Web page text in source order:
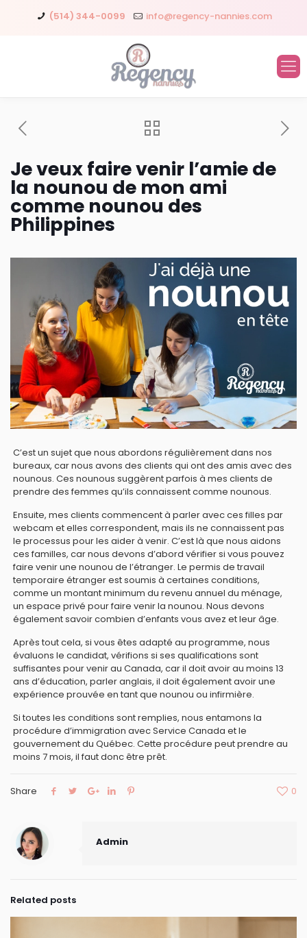
(514) 344-0099 info@regency-nannies.com
Je veux faire venir l’amie de
la nounou de mon ami
comme nounou des
Philippines
C’est un sujet que nous abordons régulièrement dans nos
bureaux, car nous avons des clients qui ont des amis avec des
nounous. Ces nounous suggèrent parfois à mes clients de
prendre des femmes qu’ils connaissent comme nounous.
Ensuite, mes clients commencent à parler avec ces filles par
webcam et elles correspondent, mais ils ne connaissent pas
le processus pour les aider à venir. C’est là que nous aidons
ces familles, car nous devons d’abord vérifier si vous pouvez
faire venir une nounou de l’étranger. Le permis de travail
temporaire étranger est soumis à certaines conditions,
comme un montant minimum du revenu annuel du ménage,
un espace privé pour faire venir la nounou. Nous devons
également savoir combien d’enfants vous avez et leur âge.
Après tout cela, si vous êtes adapté au programme, nous
évaluons le candidat, vérifions si ses qualifications sont
suffisantes pour venir au Canada, car il doit avoir au moins 13
ans d’éducation, parler anglais, il doit également avoir une
expérience prouvée en tant que nounou ou infirmière.
Si toutes les conditions sont remplies, nous entamons la
procédure d’immigration avec Service Canada et le
gouvernement du Québec. Cette procédure peut prendre au
moins 7 mois, il faut donc être prêt.
Share 0
Admin
Related posts